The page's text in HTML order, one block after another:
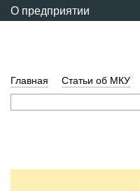
О предприятии
Главная Статьи об МКУ